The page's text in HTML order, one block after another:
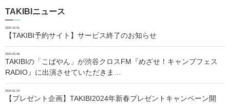
TAKIBIニュース
2024.10.01
【TAKIBI予約サイト】サービス終了のお知らせ
2024.02.06
TAKIBIの「こばやん」が渋谷クロスFM『めざせ！キャンプフェス
RADIO』に出演させていただきま…
2024.01.24
【プレゼント企画】TAKIBI2024年新春プレゼントキャンペーン開